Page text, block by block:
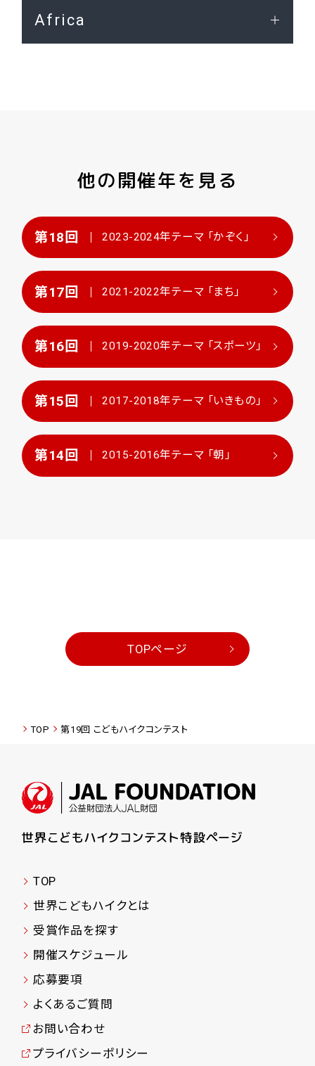
Africa
他の開催年を見る
第18回 2023-2024年テーマ 「かぞく」
第17回 2021-2022年テーマ 「まち」
第16回 2019-2020年テーマ 「スポーツ」
第15回 2017-2018年テーマ 「いきもの」
第14回 2015-2016年テーマ 「朝」
TOPページ
TOP 第19回 こどもハイクコンテスト
TOP
世界こどもハイクとは
受賞作品を探す
開催スケジュール
応募要項
よくあるご質問
お問い合わせ
プライバシーポリシー